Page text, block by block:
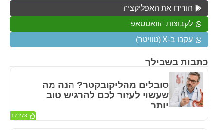
כתבות בשבילך
סובלים מהליקובקטר? הנה מה
שעשוי לעזור לכם להרגיש טוב
יותר
17,273
הורידו את האפליקציה
לקבוצות הוואטסאפ
עקבו ב-X (טוויטר)